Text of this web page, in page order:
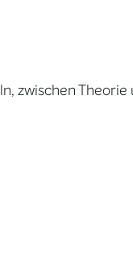
zwischen Theorie